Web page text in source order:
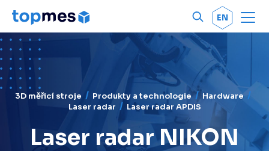
EN Menu
3D měřicí stroje Produkty a technologie
Hardware
Laser radar
Laser radar APDIS
Laser radar NIKON